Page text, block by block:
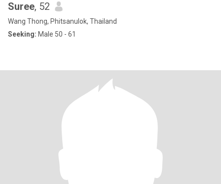
Suree, 52
Wang Thong, Phitsanulok, Thailand
Seeking: Male 50 - 61